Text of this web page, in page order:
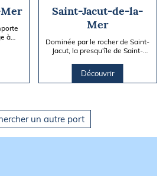
à
Saint-Jacut-de-la-
Mer
Dominée par le rocher de Saint-
Jacut, la presqu'île de Saint-
de Lancieux de la baie...
Découvrir
un autre port